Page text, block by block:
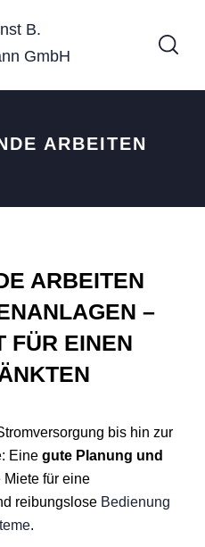
ARBEITEN
ARBEITEN
–
FÜR EINEN
bis hin zur
Eine gute Planung und
Miete für eine
reibungslose Bedienung
.